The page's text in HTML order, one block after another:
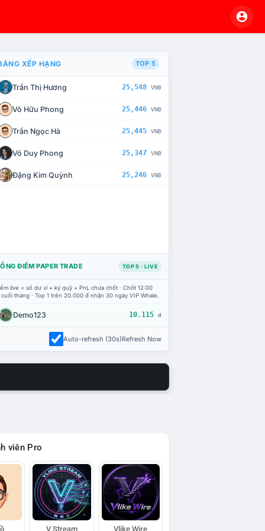
CHẾ TÀI XỬ LÝ VI PHẠM
XẾP HẠNG TOP 5
Trần Thị Hương 25,548 VNĐ
Võ Hữu Phong 25,446 VNĐ
Trần Ngọc Hà 25,445 VNĐ
Võ Duy Phong 25,347 VNĐ
Đặng Kim Quỳnh 25,246 VNĐ
ĐIỂM PAPER TRADE TOP 5 · LIVE
live = số dư ví + ký quỹ + PnL chưa chốt · Chốt 12:00
tháng · Top 1 trên 20.000 đ nhận 30 ngày VIP Whale.
Demo123 10.115 đ
Auto-refresh (30s)Refresh Now
viên Pro
V Stream Vlike Wire